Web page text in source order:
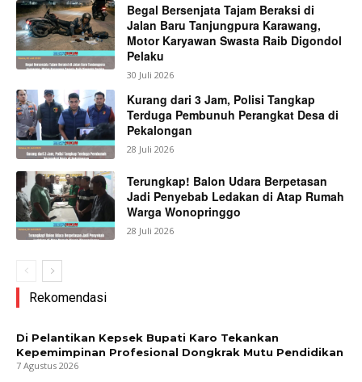
Begal Bersenjata Tajam Beraksi di
Jalan Baru Tanjungpura Karawang,
Motor Karyawan Swasta Raib Digondol
Pelaku
30 Juli 2026
Kurang dari 3 Jam, Polisi Tangkap
Terduga Pembunuh Perangkat Desa di
Pekalongan
28 Juli 2026
Terungkap! Balon Udara Berpetasan
Jadi Penyebab Ledakan di Atap Rumah
Warga Wonopringgo
28 Juli 2026
Rekomendasi
Di Pelantikan Kepsek Bupati Karo Tekankan
Kepemimpinan Profesional Dongkrak Mutu Pendidikan
7 Agustus 2026